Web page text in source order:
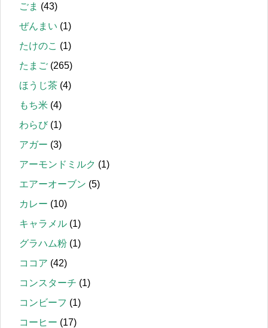
ごま (43)
ぜんまい (1)
たけのこ (1)
たまご (265)
ほうじ茶 (4)
もち米 (4)
わらび(1)
アガー (3)
アーモンドミルク (1)
エアーオーブン (5)
カレー (10)
キャラメル (1)
グラハム粉 (1)
ココア (42)
コンスターチ (1)
コンビーフ (1)
コーヒー (17)